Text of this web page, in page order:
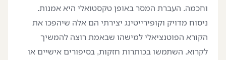
וחכמה. העברת המסר באופן טקסטואלי היא אמנות.
ניסוח מדויק וקופירייטינג יצירתי הם אלה שיהפכו את
הקורא הפוטנציאלי למישהו שבאמת רוצה להמשיך
לקרוא. השתמשו בכותרות חזקות, בסיפורים אישיים או